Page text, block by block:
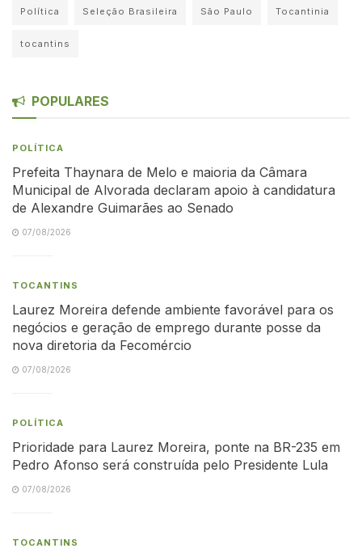
Política Seleção Brasileira São Paulo Tocantinia
tocantins
POPULARES
POLÍTICA
Prefeita Thaynara de Melo e maioria da Câmara
Municipal de Alvorada declaram apoio à candidatura
de Alexandre Guimarães ao Senado
07/08/2026
TOCANTINS
Laurez Moreira defende ambiente favorável para os
negócios e geração de emprego durante posse da
nova diretoria da Fecomércio
07/08/2026
POLÍTICA
Prioridade para Laurez Moreira, ponte na BR-235 em
Pedro Afonso será construída pelo Presidente Lula
07/08/2026
TOCANTINS